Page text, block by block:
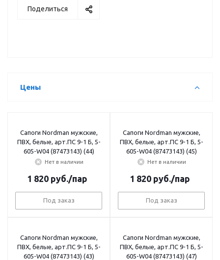
Поделиться
Цены
Сапоги Nordman мужские,
ПВХ, белые, арт.ПС 9-1 Б, 5-
605-W04 (87473143) (44)
Нет в наличии
1 820 руб./пар
Под заказ
Сапоги Nordman мужские,
ПВХ, белые, арт.ПС 9-1 Б, 5-
605-W04 (87473143) (45)
Нет в наличии
1 820 руб./пар
Под заказ
Сапоги Nordman мужские,
ПВХ, белые, арт.ПС 9-1 Б, 5-
605-W04 (87473143) (43)
Сапоги Nordman мужские,
ПВХ, белые, арт.ПС 9-1 Б, 5-
605-W04 (87473143) (47)